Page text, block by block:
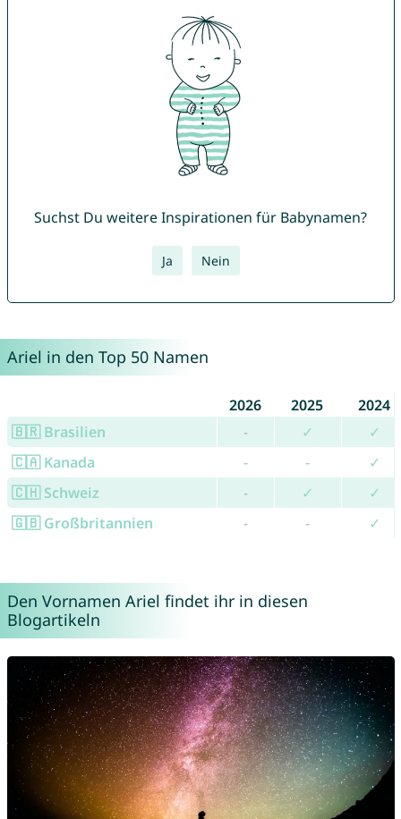
Suchst Du weitere Inspirationen für Babynamen?
Ja Nein
Ariel in den Top 50 Namen
2026 2025
2024
🇧🇷 Brasilien
- ✓
✓
🇨🇦 Kanada
- -
✓
🇨🇭 Schweiz
- ✓
✓
🇬🇧 Großbritannien
- - ✓
Den Vornamen Ariel findet ihr in diesen
Blogartikeln